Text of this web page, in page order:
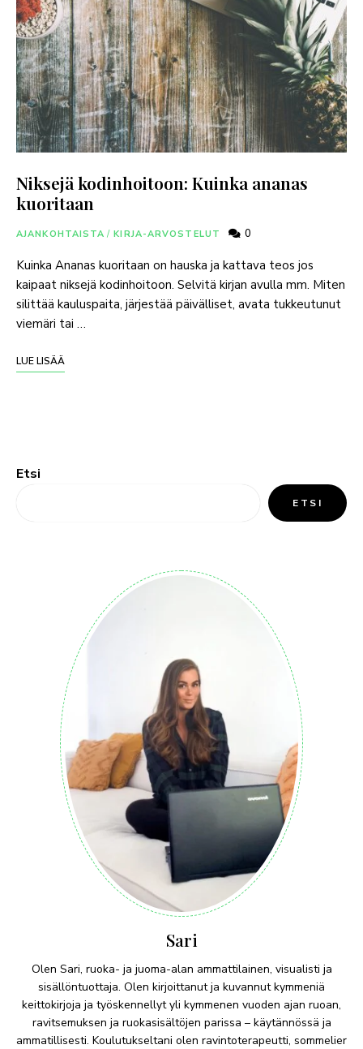
Niksejä kodinhoitoon: Kuinka ananas
kuoritaan
AJANKOHTAISTA / KIRJA-ARVOSTELUT 0
Kuinka Ananas kuoritaan on hauska ja kattava teos jos
kaipaat niksejä kodinhoitoon. Selvitä kirjan avulla mm. Miten
silittää kauluspaita, järjestää päivälliset, avata tukkeutunut
viemäri tai …
LUE LISÄÄ
Etsi
ETSI
Sari
Olen Sari, ruoka- ja juoma-alan ammattilainen, visualisti ja
sisällöntuottaja. Olen kirjoittanut ja kuvannut kymmeniä
keittokirjoja ja työskennellyt yli kymmenen vuoden ajan ruoan,
ravitsemuksen ja ruokasisältöjen parissa – käytännössä ja
ammatillisesti. Koulutukseltani olen ravintoterapeutti, sommelier